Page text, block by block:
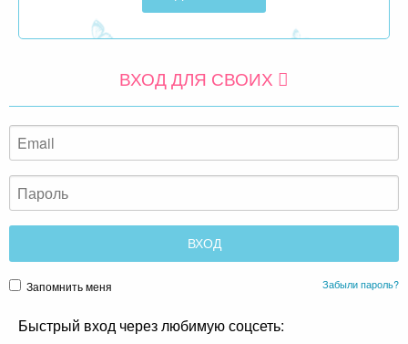
ВХОД ДЛЯ СВОИХ
Запомнить меня Забыли пароль?
Быстрый вход через любимую соцсеть: